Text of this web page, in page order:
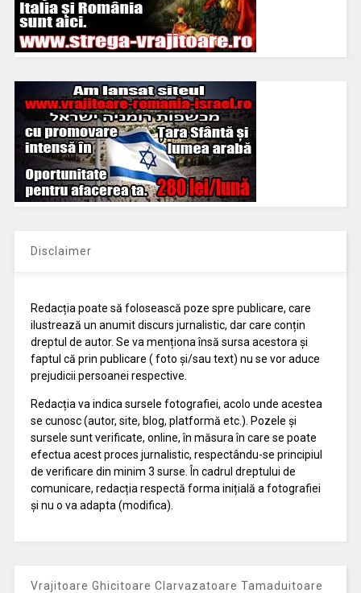
Disclaimer
Redacția poate să folosească poze spre publicare, care
ilustrează un anumit discurs jurnalistic, dar care conțin
dreptul de autor. Se va menționa însă sursa acestora și
faptul că prin publicare ( foto și/sau text) nu se vor aduce
prejudicii persoanei respective.
Redacția va indica sursele fotografiei, acolo unde acestea
se cunosc (autor, site, blog, platformă etc.). Pozele și
sursele sunt verificate, online, în măsura în care se poate
efectua acest proces jurnalistic, respectându-se principiul
de verificare din minim 3 surse. În cadrul dreptului de
comunicare, redacția respectă forma inițială a fotografiei
și nu o va adapta (modifica).
Vrajitoare Ghicitoare Clarvazatoare Tamaduitoare